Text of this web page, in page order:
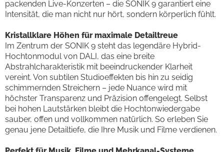
packenden Live-Konzerten – die SONIK 9 garantiert eine
Intensität, die man nicht nur hört, sondern körperlich fühlt.
Kristallklare Höhen für maximale Detailtreue
Im Zentrum der SONIK 9 steht das legendäre Hybrid-
Hochtonmodul von DALI, das eine breite
Abstrahlcharakteristik mit beeindruckender Klarheit
vereint. Von subtilen Studioeffekten bis hin zu seidig
schimmernden Streichern – jede Nuance wird mit
höchster Transparenz und Präzision offengelegt. Selbst
bei hohen Lautstärken bleibt die Hochtonwiedergabe
sauber, offen und vollkommen natürlich. So erleben Sie
genau jene Detailtiefe, die Ihre Musik und Filme verdienen.